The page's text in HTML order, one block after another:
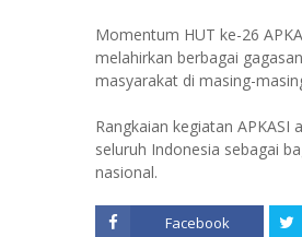
Momentum HUT ke-26
melahirkan berbagai
masyarakat di masing-
Rangkaian kegiatan
seluruh Indonesia sebagai
nasional.
Facebook